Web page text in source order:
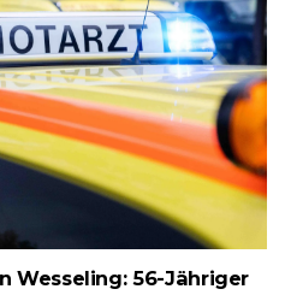
Wesseling: 56-Jähriger